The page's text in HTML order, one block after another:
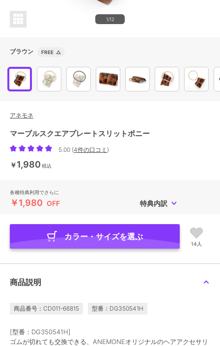
1/12
ブラウン FREE △
アネモネ
マーブルスクエアプレートスリットポニー
5.00 (4件の口コミ )
￥1,980 税込
各種特典利用でさらに
￥1,980 OFF 特典内訳
カラー・サイズを選ぶ
14人
商品説明
商品番号：CD011-66815 型番：DG350541H
[型番：DG350541H]
ゴムが切れても交換できる、ANEMONEオリジナルのヘアアクセサリ